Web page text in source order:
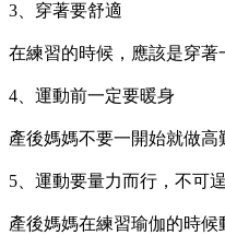
3、穿著要舒適
在練習的時候，應該是穿著
4、運動前一定要暖身
產後媽媽不要一開始就做
5、運動要量力而行，不可
產後媽媽在練習瑜伽的時